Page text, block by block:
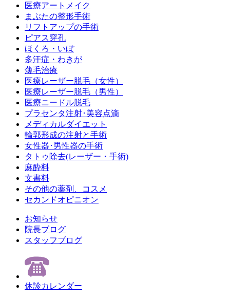
医療アートメイク
まぶたの整形手術
リフトアップの手術
ピアス穿孔
ほくろ・いぼ
多汗症・わきが
薄毛治療
医療レーザー脱毛（女性）
医療レーザー脱毛（男性）
医療ニードル脱毛
プラセンタ注射･美容点滴
メディカルダイエット
輪郭形成の注射と手術
女性器･男性器の手術
タトゥ除去(レーザー・手術)
麻酔料
文書料
その他の薬剤、コスメ
セカンドオピニオン
お知らせ
院長ブログ
スタッフブログ
休診カレンダー